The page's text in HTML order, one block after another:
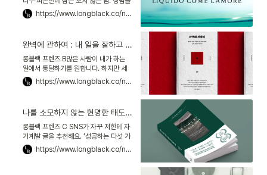
이 꼬리에 꼬리를 물고 이어지지만 뚜렷
한 답은 나오지 않아요. 동틀 무렵 선명하
https://www.longblack.co/note/1112
완벽에 관하여 : 내 일을 잘하고 싶은 이들에게
롱블랙 프렌즈 B많은 사람이 내가 하는
일에서 통달하기를 원합니다. 하지만 세
상이 ‘마스터Master’라고 부르는 사람들
은 오히려 그 반대인 경우가 많아요. 그들
https://www.longblack.co/note/1106
나를 소모하지 않는 현명한 태도에 관하여 : 겸손하게 이기는 법
롱블랙 프렌즈 C SNS가 자꾸 저한테 자
기계발 글을 추천해요. ‘성공하는 다섯 가
지 방법’, ‘2년 안에 무섭게 성장하는 사람
특징’…가끔은 혼란스러워요. 성공하려면
https://www.longblack.co/note/1039